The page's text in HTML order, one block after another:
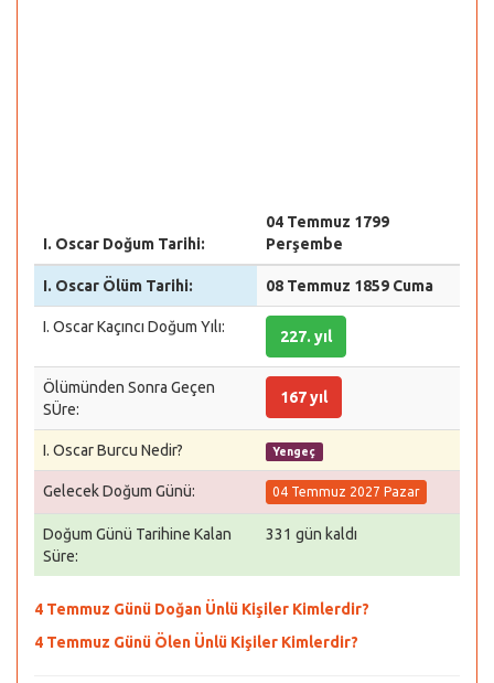
I. Oscar Doğum Tarihi:
04 Temmuz 1799
Perşembe
I. Oscar Ölüm Tarihi: 08 Temmuz 1859 Cuma
I. Oscar Kaçıncı Doğum Yılı:
227. yıl
Ölümünden Sonra Geçen
SÜre:
167 yıl
I. Oscar Burcu Nedir? Yengeç
Gelecek Doğum Günü: 04 Temmuz 2027 Pazar
Doğum Günü Tarihine Kalan
Süre:
331 gün kaldı
4 Temmuz Günü Doğan Ünlü Kişiler Kimlerdir?
4 Temmuz Günü Ölen Ünlü Kişiler Kimlerdir?